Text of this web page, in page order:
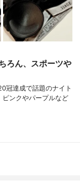
ろん、スポーツや
冠達成で話題のナイト
ピンクやパープルなど